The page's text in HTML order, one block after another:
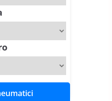
Pilot Sport 4 S – Test
Rover Sport D350 HST
2026 15 min read